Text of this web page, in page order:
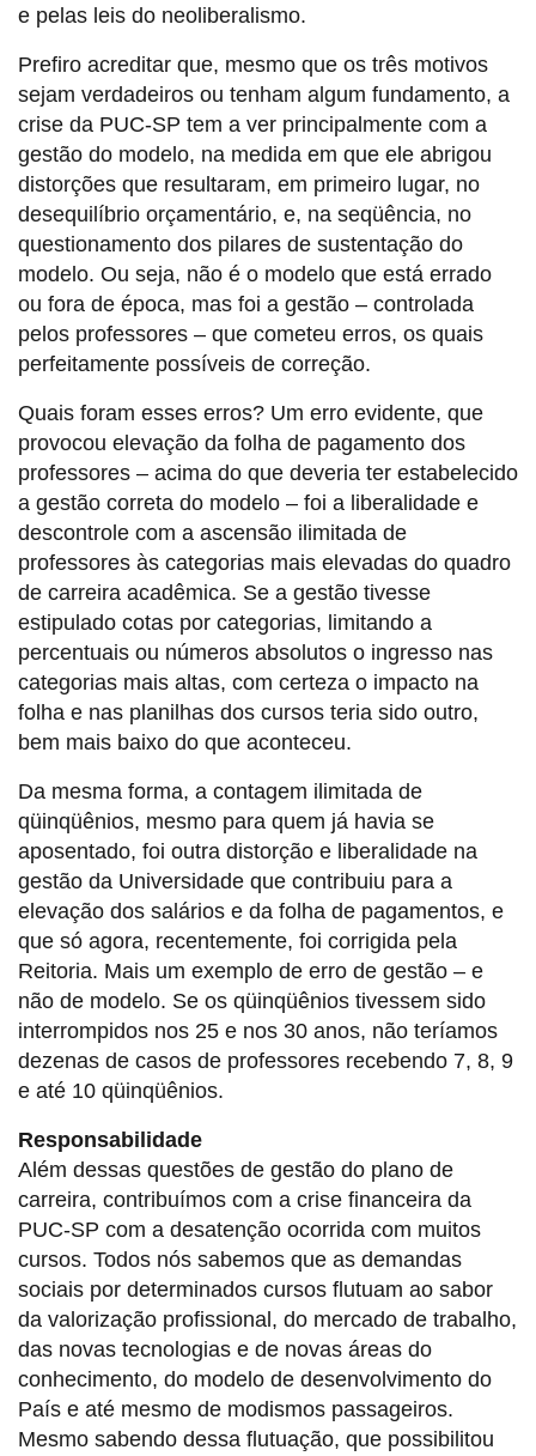
e pelas leis do neoliberalismo.
Prefiro acreditar que, mesmo que os três motivos
sejam verdadeiros ou tenham algum fundamento, a
crise da PUC-SP tem a ver principalmente com a
gestão do modelo, na medida em que ele abrigou
distorções que resultaram, em primeiro lugar, no
desequilíbrio orçamentário, e, na seqüência, no
questionamento dos pilares de sustentação do
modelo. Ou seja, não é o modelo que está errado
ou fora de época, mas foi a gestão – controlada
pelos professores – que cometeu erros, os quais
perfeitamente possíveis de correção.
Quais foram esses erros? Um erro evidente, que
provocou elevação da folha de pagamento dos
professores – acima do que deveria ter estabelecido
a gestão correta do modelo – foi a liberalidade e
descontrole com a ascensão ilimitada de
professores às categorias mais elevadas do quadro
de carreira acadêmica. Se a gestão tivesse
estipulado cotas por categorias, limitando a
percentuais ou números absolutos o ingresso nas
categorias mais altas, com certeza o impacto na
folha e nas planilhas dos cursos teria sido outro,
bem mais baixo do que aconteceu.
Da mesma forma, a contagem ilimitada de
qüinqüênios, mesmo para quem já havia se
aposentado, foi outra distorção e liberalidade na
gestão da Universidade que contribuiu para a
elevação dos salários e da folha de pagamentos, e
que só agora, recentemente, foi corrigida pela
Reitoria. Mais um exemplo de erro de gestão – e
não de modelo. Se os qüinqüênios tivessem sido
interrompidos nos 25 e nos 30 anos, não teríamos
dezenas de casos de professores recebendo 7, 8, 9
e até 10 qüinqüênios.
Responsabilidade
Além dessas questões de gestão do plano de
carreira, contribuímos com a crise financeira da
PUC-SP com a desatenção ocorrida com muitos
cursos. Todos nós sabemos que as demandas
sociais por determinados cursos flutuam ao sabor
da valorização profissional, do mercado de trabalho,
das novas tecnologias e de novas áreas do
conhecimento, do modelo de desenvolvimento do
País e até mesmo de modismos passageiros.
Mesmo sabendo dessa flutuação, que possibilitou